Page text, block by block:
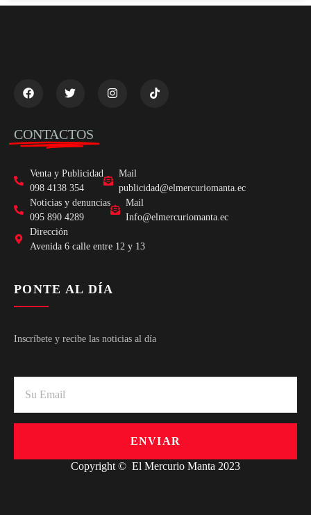
CONTACTOS
Venta y Publicidad
098 4138 354
Mail
publicidad@elmercuriomanta.ec
Noticias y denuncias
095 890 4289
Mail
Info@elmercuriomanta.ec
Dirección
Avenida 6 calle entre 12 y 13
PONTE AL DÍA
Inscríbete y recibe las noticias al día
ENVIAR
Copyright © El Mercurio Manta 2023